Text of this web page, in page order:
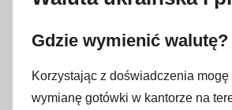
a
0
1
Gdzie wymienić walutę?
Korzystając z doświadczenia
wymianę gotówki w kantorze na